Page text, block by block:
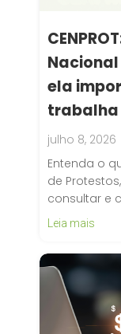
ela
trabalha
julho 8, 2026
Entenda o
de
consultar e
Leia mais